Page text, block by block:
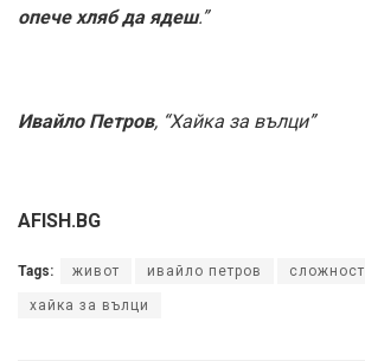
опече хляб да ядеш.”
Ивайло Петров, “Хайка за вълци”
AFISH.BG
Tags: живот ивайло петров сложност
хайка за вълци